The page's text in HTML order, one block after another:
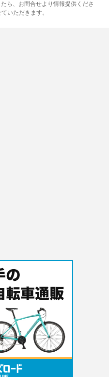
ら、お問合せより情報提供くださ
いただきます。